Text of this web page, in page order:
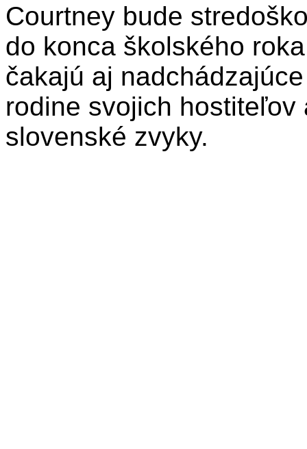
Courtney bude
do konca školského
čakajú aj
rodine svojich
slovenské zvyky.